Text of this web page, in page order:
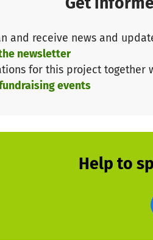
and receive news and
newsletter
for this project together
events
Help to